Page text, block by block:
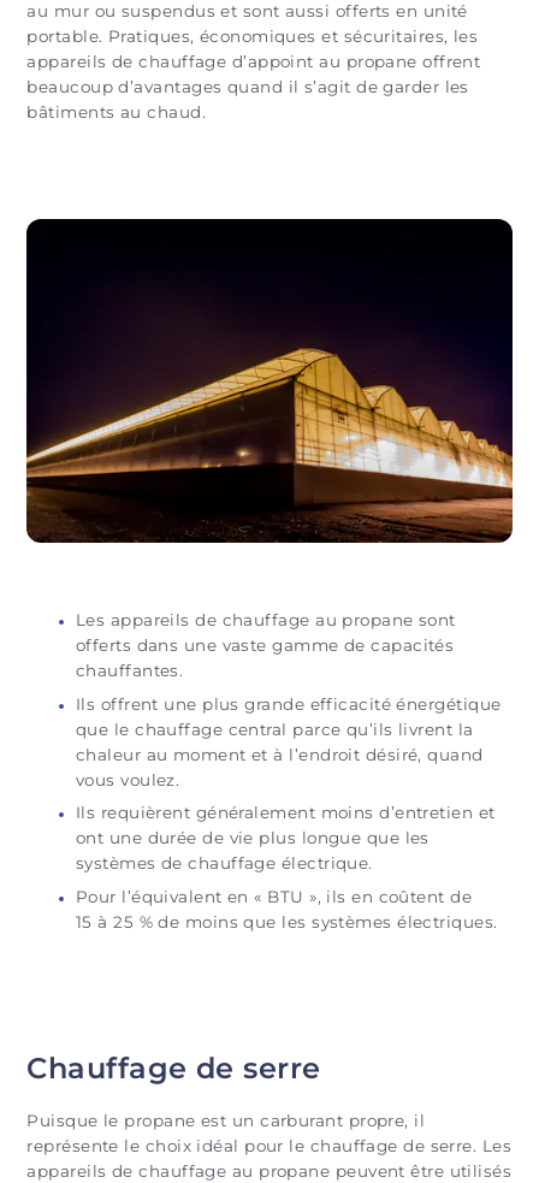
au mur ou suspendus et sont aussi offerts en unité
portable. Pratiques, économiques et sécuritaires, les
appareils de chauffage d’appoint au propane offrent
beaucoup d’avantages quand il s’agit de garder les
bâtiments au chaud.
Les appareils de chauffage au propane sont
offerts dans une vaste gamme de capacités
chauffantes.
Ils offrent une plus grande efficacité énergétique
que le chauffage central parce qu’ils livrent la
chaleur au moment et à l’endroit désiré, quand
vous voulez.
Ils requièrent généralement moins d’entretien et
ont une durée de vie plus longue que les
systèmes de chauffage électrique.
Pour l’équivalent en « BTU », ils en coûtent de
15 à 25 % de moins que les systèmes électriques.
Chauffage de serre
Puisque le propane est un carburant propre, il
représente le choix idéal pour le chauffage de serre. Les
appareils de chauffage au propane peuvent être utilisés